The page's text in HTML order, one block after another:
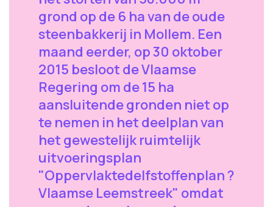
grond op de 6 ha van de oude
steenbakkerij in Mollem. Een
maand eerder, op 30 oktober
2015 besloot de Vlaamse
Regering om de 15 ha
aansluitende gronden niet op
te nemen in het deelplan van
het gewestelijk ruimtelijk
uitvoeringsplan
"Oppervlaktedelfstoffenplan ?
Vlaamse Leemstreek" omdat